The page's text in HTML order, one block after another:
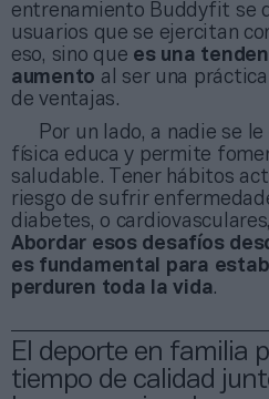
entrenamiento Buddyfit se
usuarios que se ejercitan
eso, sino que es una
aumento al ser una
de ventajas.
Por un lado, a nadie se
física educa y permite
saludable. Tener hábitos
riesgo de sufrir
diabetes, o
Abordar esos desafíos
es fundamental para
perduren toda la vida.
El deporte en familia
tiempo de calidad